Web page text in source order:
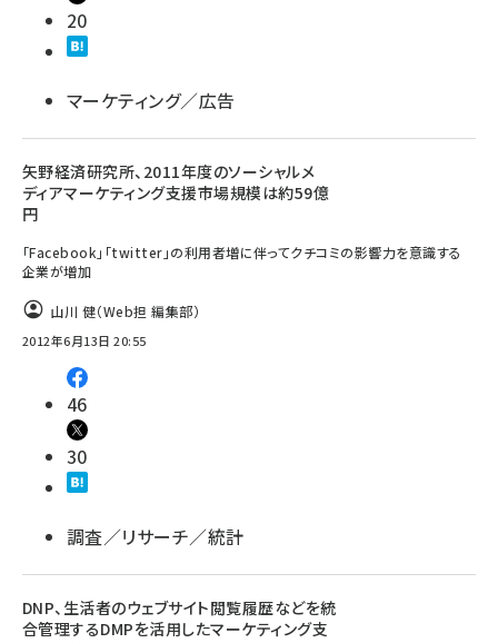
20
マーケティング／広告
矢野経済研究所、2011年度のソーシャルメ
ディアマーケティング支援市場規模は約59億
円
「Facebook」「twitter」の利用者増に伴ってクチコミの影響力を意識する
企業が増加
山川 健（Web担 編集部）
2012年6月13日 20:55
46
30
調査／リサーチ／統計
DNP、生活者のウェブサイト閲覧履歴などを統
合管理するDMPを活用したマーケティング支